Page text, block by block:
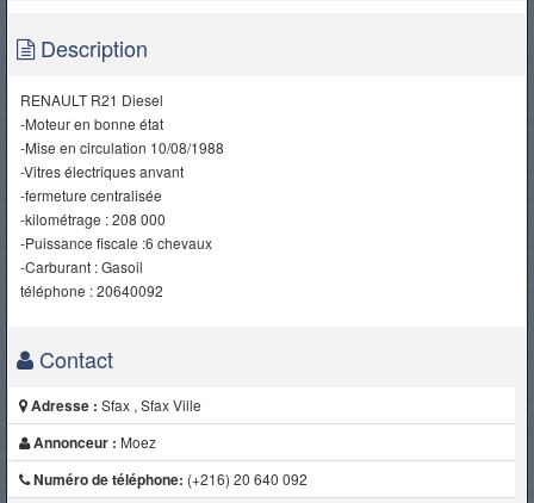
Description
RENAULT R21 Diesel
-Moteur en bonne état
-Mise en circulation 10/08/1988
-Vitres électriques anvant
-fermeture centralisée
-kilométrage : 208 000
-Puissance fiscale :6 chevaux
-Carburant : Gasoil
téléphone : 20640092
Contact
Adresse : Sfax , Sfax Ville
Annonceur : Moez
Numéro de téléphone: (+216) 20 640 092